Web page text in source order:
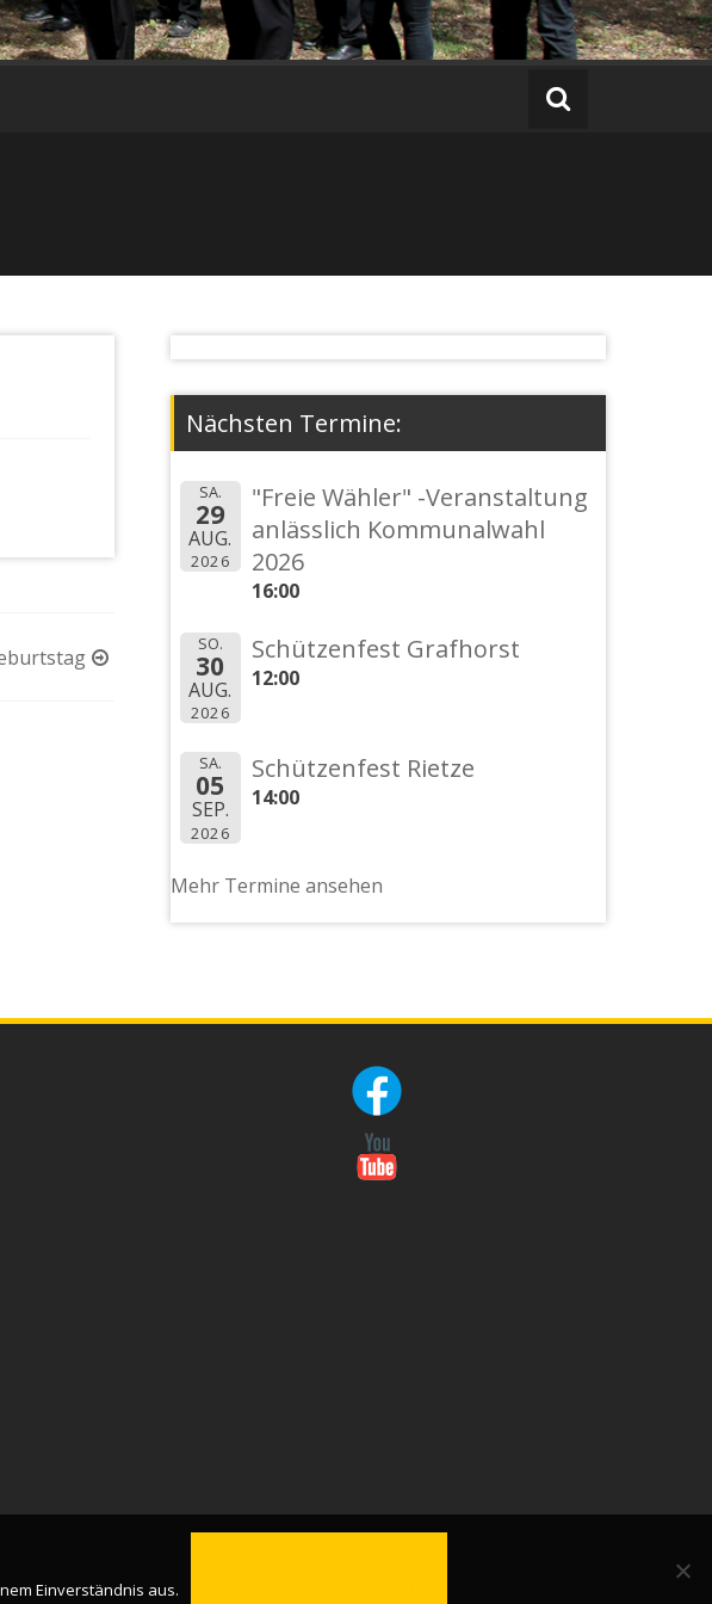
Nächsten Termine:
SA.
29
AUG.
2026
"Freie Wähler" -Veranstaltung
anlässlich Kommunalwahl
2026
16:00
SO.
30
AUG.
2026
Schützenfest Grafhorst
12:00
SA.
05
SEP.
2026
Schützenfest Rietze
14:00
Mehr Termine ansehen
Einverständnis aus.